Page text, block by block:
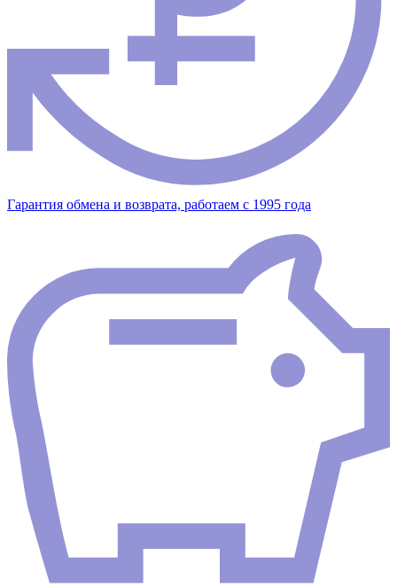
Гарантия обмена и возврата, работаем с 1995 года